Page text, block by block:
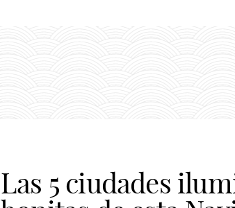
Las 5 ciudades